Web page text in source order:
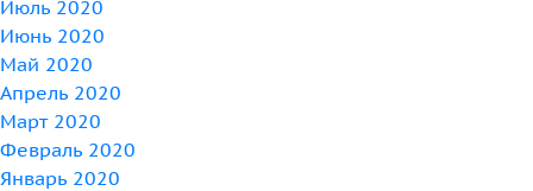
Июль 2020
Июнь 2020
Май 2020
Апрель 2020
Март 2020
Февраль 2020
Январь 2020